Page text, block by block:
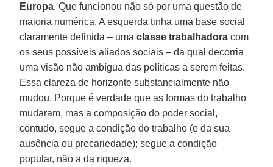
Europa. Que funcionou não só por uma questão de
maioria numérica. A esquerda tinha uma base social
claramente definida – umaclasse trabalhadora com
os seus possíveis aliados sociais – da qual decorria
uma visão não ambígua das políticas a serem feitas.
Essa clareza de horizonte substancialmente não
mudou. Porque é verdade que as formas do trabalho
mudaram, mas a composição do poder social,
contudo, segue a condição do trabalho (e da sua
ausência ou precariedade); segue a condição
popular, não a da riqueza.